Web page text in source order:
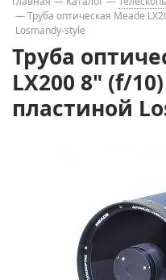
Труба оптическая Meade
Losmandy-style
Труба
LX200 8" (f/10)
пластиной